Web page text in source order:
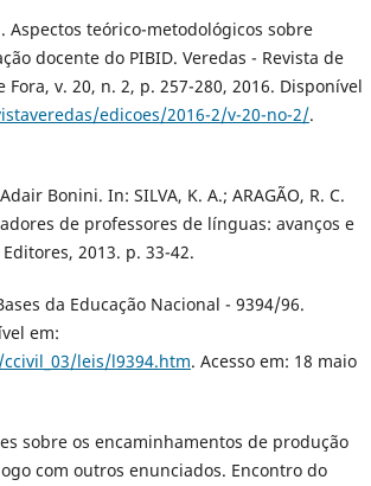
Aspectos teórico-metodológicos sobre
docente do PIBID. Veredas - Revista de
Fora, v. 20, n. 2, p. 257-280, 2016. Disponível
edicoes/2016-2/v-20-no-2/.
Bonini. In: SILVA, K. A.; ARAGÃO, R. C.
de professores de línguas: avanços e
2013. p. 33-42.
da Educação Nacional - 9394/96.
em:
leis/l9394.htm. Acesso em: 18 maio
sobre os encaminhamentos de produção
com outros enunciados. Encontro do